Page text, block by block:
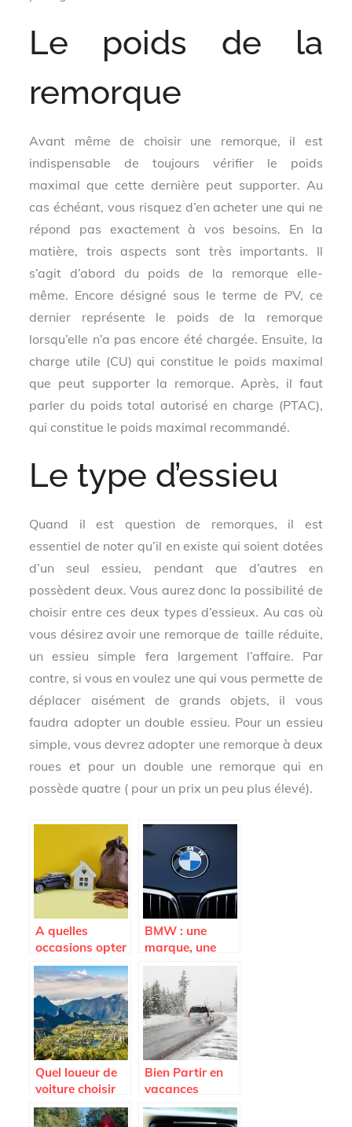
Le poids de la
remorque
Avant même de choisir une remorque, il est
indispensable de toujours vérifier le poids
maximal que cette dernière peut supporter. Au
cas échéant, vous risquez d’en acheter une qui ne
répond pas exactement à vos besoins. En la
matière, trois aspects sont très importants. Il
s’agit d’abord du poids de la remorque elle-
même. Encore désigné sous le terme de PV, ce
dernier représente le poids de la remorque
lorsqu’elle n’a pas encore été chargée. Ensuite, la
charge utile (CU) qui constitue le poids maximal
que peut supporter la remorque. Après, il faut
parler du poids total autorisé en charge (PTAC),
qui constitue le poids maximal recommandé.
Le type d’essieu
Quand il est question de remorques, il est
essentiel de noter qu’il en existe qui soient dotées
d’un seul essieu, pendant que d’autres en
possèdent deux. Vous aurez donc la possibilité de
choisir entre ces deux types d’essieux. Au cas où
vous désirez avoir une remorque de taille réduite,
un essieu simple fera largement l’affaire. Par
contre, si vous en voulez une qui vous permette de
déplacer aisément de grands objets, il vous
faudra adopter un double essieu. Pour un essieu
simple, vous devrez adopter une remorque à deux
roues et pour un double une remorque qui en
possède quatre ( pour un prix un peu plus élevé).
A quelles
occasions opter
pour la location
de voiture ?
BMW : une
marque, une
Quel loueur de
voiture choisir
sur l’Ile de la
Reunion ?
Bien Partir en
vacances